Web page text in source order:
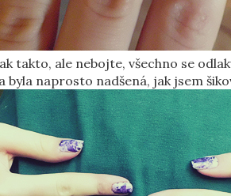
takto, ale nebojte, všechno se
byla naprosto nadšená, jak jsem